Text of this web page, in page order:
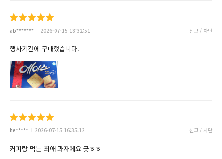
ab******* 2026-07-15 18:32:51 신고 / 차단
행사기간에 구매했습니다.
he***** 2026-07-15 16:35:12 신고 / 차단
커피랑 먹는 최애 과자에요 굿ㅎㅎ